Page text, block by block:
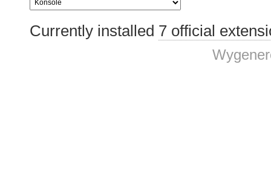
Currently installed 7 official